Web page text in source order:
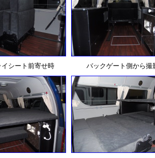
シート前寄せ時 バックゲート側から撮